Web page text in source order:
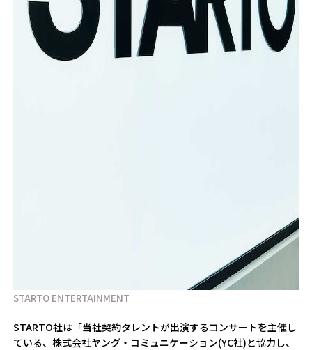
STARTO ENTERTAINMENT
STARTO社は「当社契約タレントが出演するコンサートを主催し
ている、株式会社ヤング・コミュニケーション(YC社)と協力し、